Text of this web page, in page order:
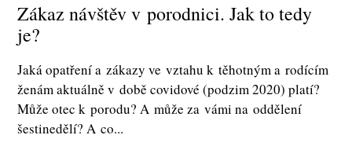
Zákaz návštěv v porodnici. Jak to tedy
je?
Jaká opatření a zákazy ve vztahu k těhotným a rodícím
ženám aktuálně v době covidové (podzim 2020) platí?
Může otec k porodu? A může za vámi na oddělení
šestinedělí? A co...